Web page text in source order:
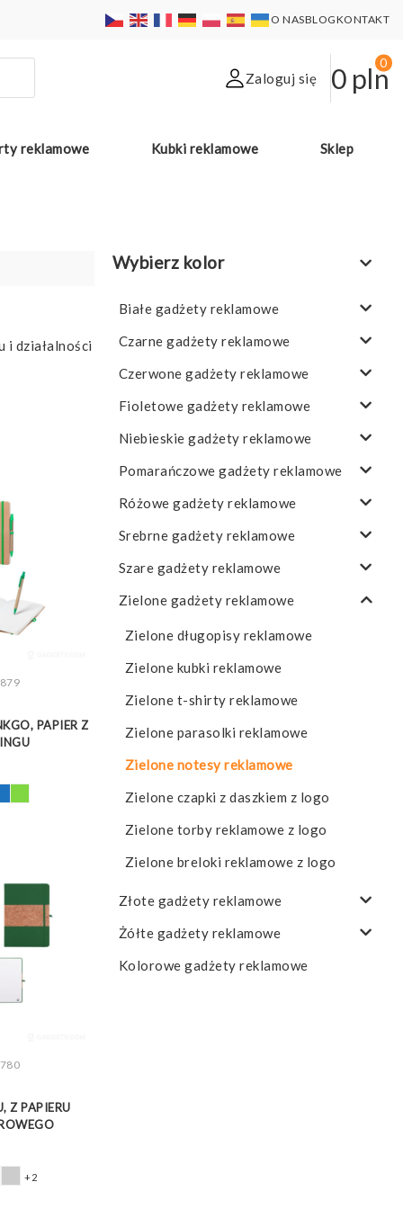
O NASBLOGKONTAKT
Zaloguj się 0 pln
0
reklamowe Kubki reklamowe Sklep
i działalności
WIĘCEJ
PAPIER Z
WIĘCEJ
Z PAPIERU
+2
Wybierz kolor
Białe gadżety reklamowe
Czarne gadżety reklamowe
Czerwone gadżety reklamowe
Fioletowe gadżety reklamowe
Niebieskie gadżety reklamowe
Pomarańczowe gadżety reklamowe
Różowe gadżety reklamowe
Srebrne gadżety reklamowe
Szare gadżety reklamowe
Zielone gadżety reklamowe
Zielone długopisy reklamowe
Zielone kubki reklamowe
Zielone t-shirty reklamowe
Zielone parasolki reklamowe
Zielone notesy reklamowe
Zielone czapki z daszkiem z logo
Zielone torby reklamowe z logo
Zielone breloki reklamowe z logo
Złote gadżety reklamowe
Żółte gadżety reklamowe
Kolorowe gadżety reklamowe